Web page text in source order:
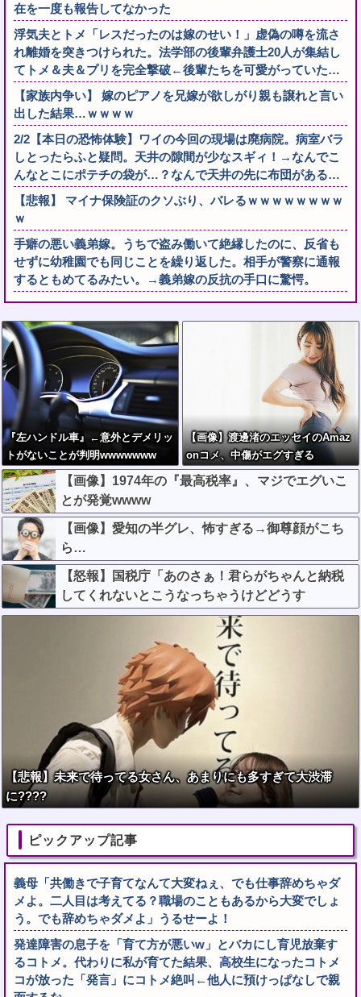
在を一度も報告してなかった
浮気夫とトメ「レスだったのは嫁のせい！」虚偽の噂を流さ
れ離婚を突きつけられた。法学部の後輩弁護士20人が集結し
てトメ＆夫＆プリを完全撃破←後輩たちを可愛がっていた…
【家族内争い】 嫁のピアノを兄嫁が欲しがり親も譲れと言い
出した結果…ｗｗｗｗ
2/2【本日の恐怖体験】ワイの今回の現場は廃病院。病室バラ
しとったらふと疑問。天井の隙間が少なスギィ！→なんでこ
んなとこにポテチの袋が…？なんで天井の先に布団がある…
【悲報】 マイナ保険証のクソぶり、バレるｗｗｗｗｗｗｗｗ
ｗ
手癖の悪い義弟嫁。うちで盗み働いて絶縁したのに、反省も
せずに幼稚園でも同じことを繰り返した。相手が警察に通報
するともめてるみたい。→義弟嫁の反抗の手口に驚愕。
『左ハンドル車』←意外とデメリッ
トがないことが判明wwwwwww
【画像】渡邊渚のエッセイのAmaz
onコメ、中傷がエグすぎる
【画像】1974年の『最高税率』、マジでエグいこ
とが発覚wwww
【画像】愛知の半グレ、怖すぎる→御尊顔がこち
ら…
【怒報】国税庁「あのさぁ！君らがちゃんと納税
してくれないとこうなっちゃうけどどうす
る？！」←これw w w w w w w w
【悲報】未来で待ってる女さん、あまりにも多すぎて大渋滞
に????
ピックアップ記事
義母「共働きで子育てなんて大変ねぇ、でも仕事辞めちゃダ
メよ。二人目は考えてる？職場のこともあるから大変でしょ
う。でも辞めちゃダメよ」うるせーよ！
発達障害の息子を「育て方が悪いw」とバカにし育児放棄す
るコトメ。代わりに私が育てた結果、高校生になったコトメ
コが放った「発言」にコトメ絶叫←他人に預けっぱなしで親